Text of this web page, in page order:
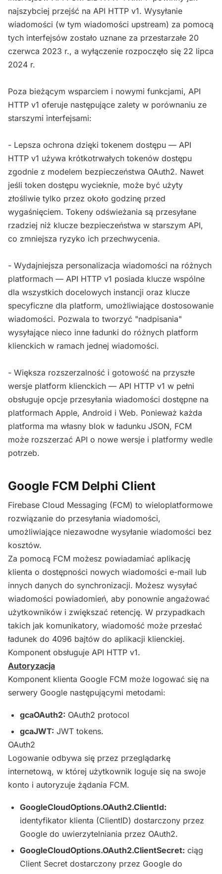
najszybciej przejść na API HTTP v1. Wysyłanie
wiadomości (w tym wiadomości upstream) za pomocą
tych interfejsów zostało uznane za przestarzałe 20
czerwca 2023 r., a wyłączenie rozpoczęło się 22 lipca
2024 r.
Poza bieżącym wsparciem i nowymi funkcjami, API
HTTP v1 oferuje następujące zalety w porównaniu ze
starszymi interfejsami:
- Lepsza ochrona dzięki tokenem dostępu — API
HTTP v1 używa krótkotrwałych tokenów dostępu
zgodnie z modelem bezpieczeństwa OAuth2. Nawet
jeśli token dostępu wycieknie, może być użyty
złośliwie tylko przez około godzinę przed
wygaśnięciem. Tokeny odświeżania są przesyłane
rzadziej niż klucze bezpieczeństwa w starszym API,
co zmniejsza ryzyko ich przechwycenia.
- Wydajniejsza personalizacja wiadomości na różnych
platformach — API HTTP v1 posiada klucze wspólne
dla wszystkich docelowych instancji oraz klucze
specyficzne dla platform, umożliwiające dostosowanie
wiadomości. Pozwala to tworzyć "nadpisania"
wysyłające nieco inne ładunki do różnych platform
klienckich w ramach jednej wiadomości.
- Większa rozszerzalność i gotowość na przyszłe
wersje platform klienckich — API HTTP v1 w pełni
obsługuje opcje przesyłania wiadomości dostępne na
platformach Apple, Android i Web. Ponieważ każda
platforma ma własny blok w ładunku JSON, FCM
może rozszerzać API o nowe wersje i platformy wedle
potrzeb.
Google FCM Delphi Client
Firebase Cloud Messaging (FCM) to wieloplatformowe
rozwiązanie do przesyłania wiadomości,
umożliwiające niezawodne wysyłanie wiadomości bez
kosztów.
Za pomocą FCM możesz powiadamiać aplikację
klienta o dostępności nowych wiadomości e-mail lub
innych danych do synchronizacji. Możesz wysyłać
wiadomości powiadomień, aby ponownie angażować
użytkowników i zwiększać retencję. W przypadkach
takich jak komunikatory, wiadomość może przesłać
ładunek do 4096 bajtów do aplikacji klienckiej.
Komponent obsługuje API HTTP v1.
Autoryzacja
Komponent klienta Google FCM może logować się na
serwery Google następującymi metodami:
gcaOAuth2: OAuth2 protocol
gcaJWT: JWT tokens.
OAuth2
Logowanie odbywa się przez przeglądarkę
internetową, w której użytkownik loguje się na swoje
konto i autoryzuje żądania FCM.
GoogleCloudOptions.OAuth2.ClientId:
identyfikator klienta (ClientID) dostarczony przez
Google do uwierzytelniania przez OAuth2.
GoogleCloudOptions.OAuth2.ClientSecret: ciąg
Client Secret dostarczony przez Google do